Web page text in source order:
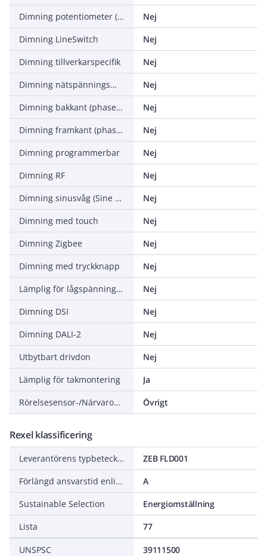
Dimning potentiometer (integrerad)
Nej
Dimning LineSwitch
Nej
Dimning tillverkarspecifik
Nej
Dimning nätspänningsmodulering
Nej
Dimning bakkant (phase cut-off)
Nej
Dimning framkant (phase cut-on)
Nej
Dimning programmerbar
Nej
Dimning RF
Nej
Dimning sinusvåg (Sine Wave Reduction)
Nej
Dimning med touch
Nej
Dimning Zigbee
Nej
Dimning med tryckknapp
Nej
Lämplig för lågspänningssystem
Nej
Dimning DSI
Nej
Dimning DALI-2
Nej
Utbytbart drivdon
Nej
Lämplig för takmontering
Ja
Rörelsesensor-/Närvarodetektorteknik
Övrigt
Rexel klassificering
Leverantörens typbeteckning
ZEB FLD001
Förlängd ansvarstid enligt ALEM-09
A
Sustainable Selection
Energiomställning
Lista
77
UNSPSC
39111500